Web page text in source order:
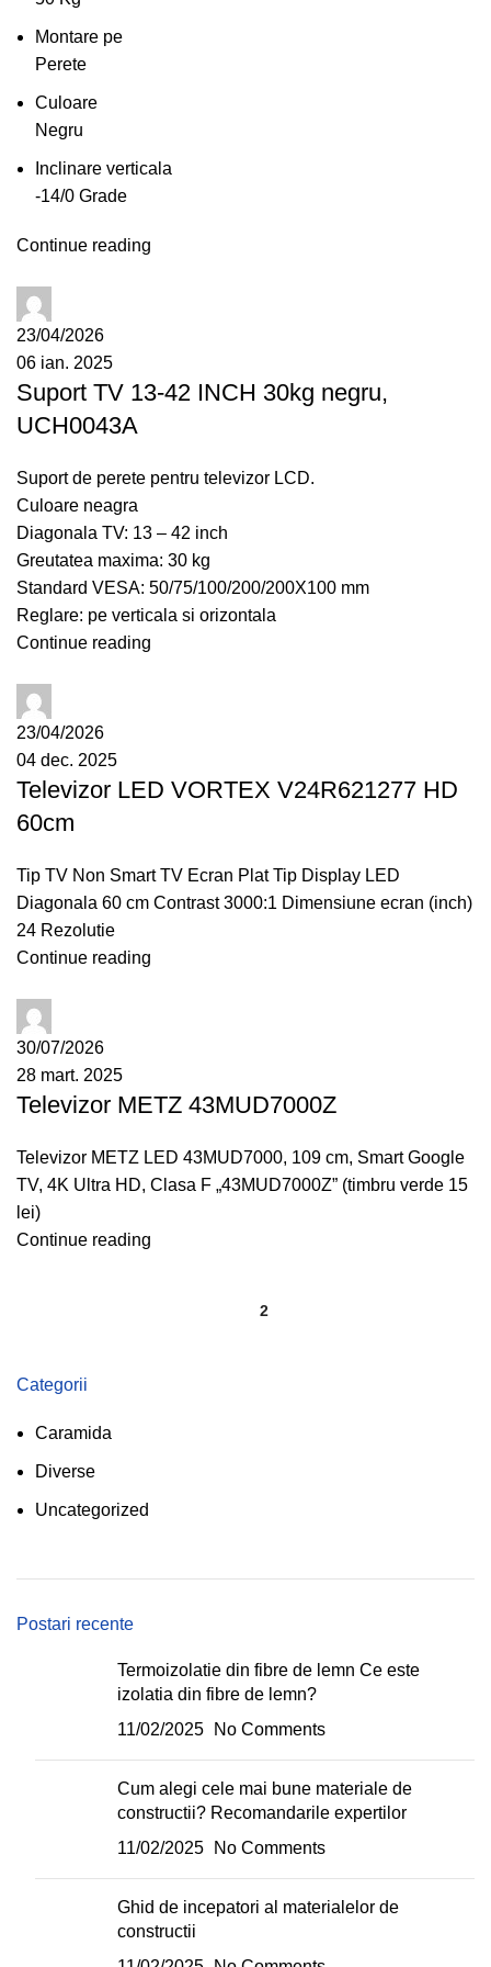
Montare pe
Perete
Culoare
Negru
Inclinare verticala
-14/0 Grade
Continue reading
23/04/2026
06 ian. 2025
Suport TV 13-42 INCH 30kg negru,
UCH0043A
Suport de perete pentru televizor LCD.
Culoare neagra
Diagonala TV: 13 – 42 inch
Greutatea maxima: 30 kg
Standard VESA: 50/75/100/200/200X100 mm
Reglare: pe verticala si orizontala
Continue reading
23/04/2026
04 dec. 2025
Televizor LED VORTEX V24R621277 HD
60cm
Tip TV Non Smart TV Ecran Plat Tip Display LED
Diagonala 60 cm Contrast 3000:1 Dimensiune ecran (inch)
24 Rezolutie
Continue reading
30/07/2026
28 mart. 2025
Televizor METZ 43MUD7000Z
Televizor METZ LED 43MUD7000, 109 cm, Smart Google
TV, 4K Ultra HD, Clasa F „43MUD7000Z” (timbru verde 15
lei)
Continue reading
2
Categorii
Caramida
Diverse
Uncategorized
Postari recente
Termoizolatie din fibre de lemn Ce este
izolatia din fibre de lemn?
11/02/2025
No Comments
Cum alegi cele mai bune materiale de
constructii? Recomandarile expertilor
11/02/2025
No Comments
Ghid de incepatori al materialelor de
constructii